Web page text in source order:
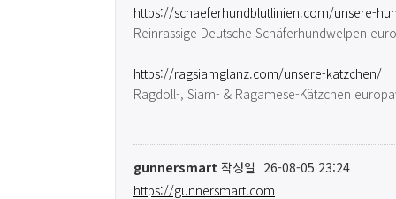
https://schaeferhundblutlinien.com/unsere-
Reinrassige Deutsche Schäferhundwelpen
https://ragsiamglanz.com/unsere-katzchen/
Ragdoll-, Siam- & Ragamese-Kätzchen
gunnersmart 작성일 26-08-05 23:24
https://gunnersmart.com